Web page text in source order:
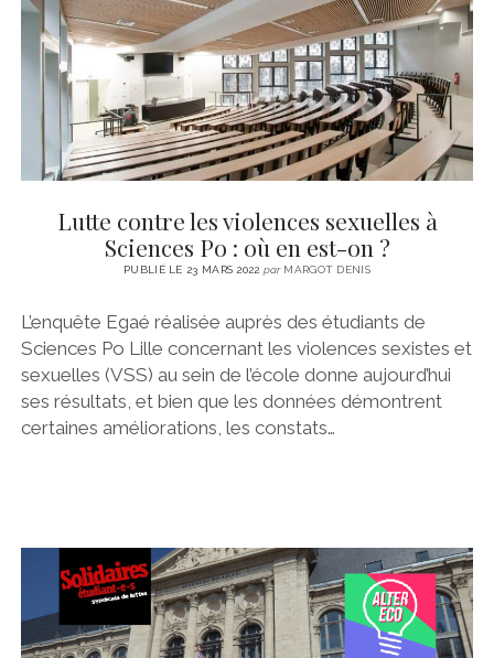
Lutte contre les violences sexuelles à
Sciences Po : où en est-on ?
PUBLIÉ LE 23 MARS 2022 parMARGOT DENIS
L’enquête Egaé réalisée auprès des étudiants de
Sciences Po Lille concernant les violences sexistes et
sexuelles (VSS) au sein de l’école donne aujourd’hui
ses résultats, et bien que les données démontrent
certaines améliorations, les constats…